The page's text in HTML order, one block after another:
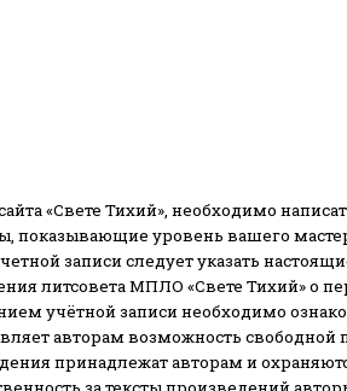
«Свете Тихий», необходимо
показывающие уровень вашего
записи следует указать
литсовета МПЛО «Свете Тихий» о
учётной записи необходимо
авторам возможность
принадлежат авторам и